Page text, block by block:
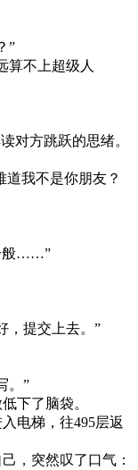
”
算不上超级人
对方跳跃的思绪。
道我不是你朋友？
般……”
，提交上去。”
。”
下了脑袋。
电梯，往495层返
，突然叹了口气：